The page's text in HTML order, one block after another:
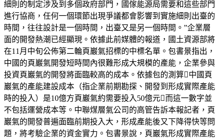
細則的制定涉及到多個政府部門，國傢能源局需要和這些部門
進行協商，任何一個環節出現爭議都會影響到實施細則出臺的
時間，往往設計是一個時間，出臺又是另一個時間。”企業層
面的開發熱潮已經顯現。依據此前媒體的報道，國土資源部將
在11月中旬公佈第二輪頁巖氣招標的中標名單。包書景指出，
中國的頁巖氣開發短時間內很難形成大規模的產能，企業參與
投資頁巖氣的開發將面臨較高的成本。依據包的測算中國頁
巖氣的產能建設成本（指企業前期勘探、開發到形成實際產能
時的投入）是10億方頁巖氣約需要投入50億元而這一數字並
不包括運營成本等。中聯煤層氣公司的高管告訴本報記者，頁
巖氣的開發普遍面臨前期投入大，形成產能後又下降得快等問
題，將考驗企業的資金實力。包書景說，頁巖氣形成實際產能